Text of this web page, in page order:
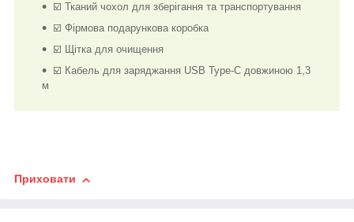
☑️ Тканий чохол для зберігання та транспортування
☑️ Фірмова подарункова коробка
☑️ Щітка для очищення
☑️ Кабель для заряджання USB Type-C довжиною 1,3
м
Приховати